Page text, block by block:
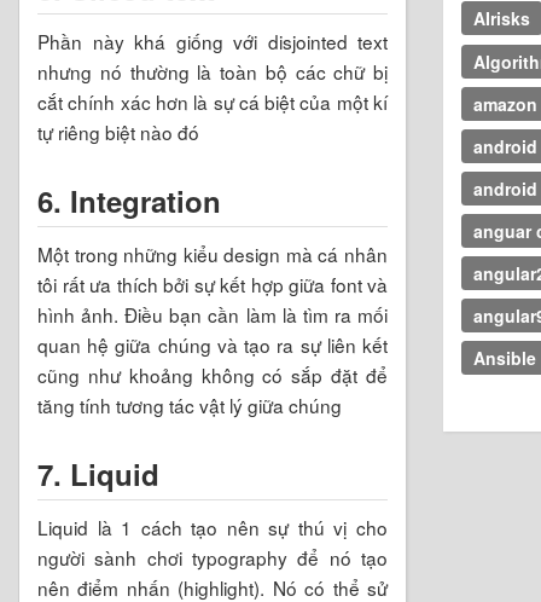
Phần này khá giống với disjointed text
nhưng nó thường là toàn bộ các chữ bị
cắt chính xác hơn là sự cá biệt của một kí
tự riêng biệt nào đó
6. Integration
Một trong những kiểu design mà cá nhân
tôi rất ưa thích bởi sự kết hợp giữa font và
hình ảnh. Điều bạn cần làm là tìm ra mối
quan hệ giữa chúng và tạo ra sự liên kết
cũng như khoảng không có sắp đặt để
tăng tính tương tác vật lý giữa chúng
7. Liquid
Liquid là 1 cách tạo nên sự thú vị cho
người sành chơi typography để nó tạo
nên điểm nhấn (highlight). Nó có thể sử
AIrisks
amazon
android
anguar
Ansible